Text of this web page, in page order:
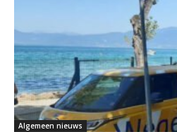
Algemeen nieuws